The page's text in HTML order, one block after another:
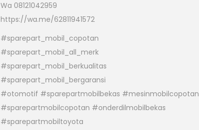
Wa 08121042959
https://wa.me/62811941572
#sparepart_mobil_copotan
#sparepart_mobil_all_merk
#sparepart_mobil_berkualitas
#sparepart_mobil_bergaransi
#otomotif #sparepartmobilbekas #mesinmobilcopotan
#sparepartmobilcopotan #onderdilmobilbekas
#sparepartmobiltoyota